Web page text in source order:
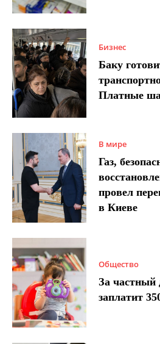
Бизнес
Баку
Платные
В мире
Газ,
провел
в Киеве
Общество
За частный
заплатит